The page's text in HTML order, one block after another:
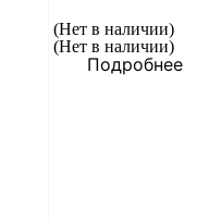
(Нет в наличии)
(Нет в наличии)
Подробнее